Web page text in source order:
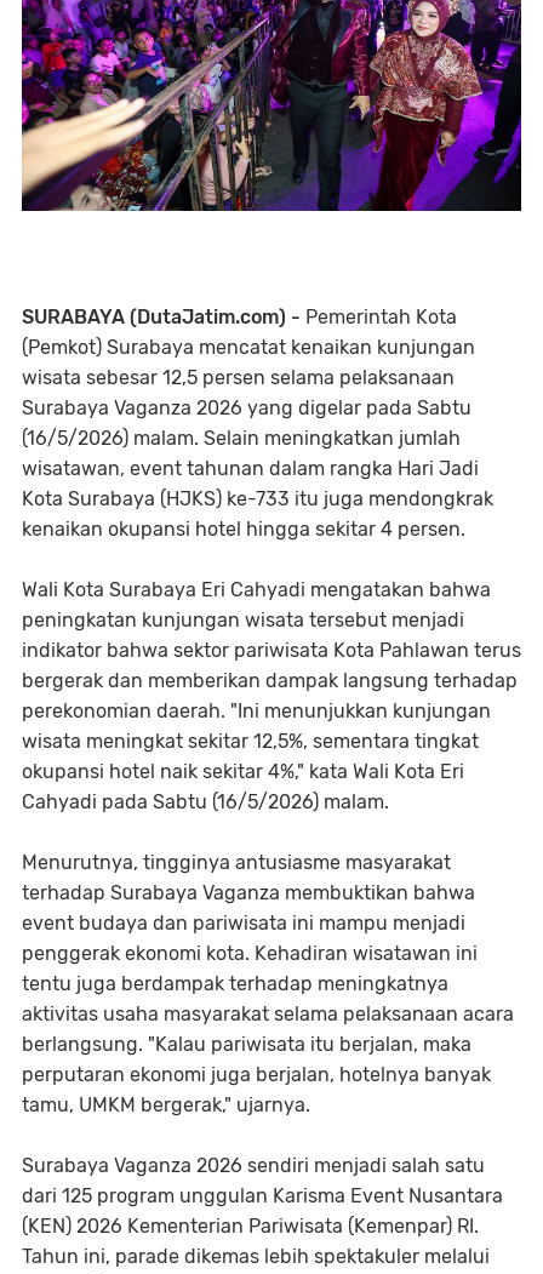
SURABAYA (DutaJatim.com) - Pemerintah Kota
(Pemkot) Surabaya mencatat kenaikan kunjungan
wisata sebesar 12,5 persen selama pelaksanaan
Surabaya Vaganza 2026 yang digelar pada Sabtu
(16/5/2026) malam. Selain meningkatkan jumlah
wisatawan, event tahunan dalam rangka Hari Jadi
Kota Surabaya (HJKS) ke-733 itu juga mendongkrak
kenaikan okupansi hotel hingga sekitar 4 persen.
Wali Kota Surabaya Eri Cahyadi mengatakan bahwa
peningkatan kunjungan wisata tersebut menjadi
indikator bahwa sektor pariwisata Kota Pahlawan terus
bergerak dan memberikan dampak langsung terhadap
perekonomian daerah. "Ini menunjukkan kunjungan
wisata meningkat sekitar 12,5%, sementara tingkat
okupansi hotel naik sekitar 4%," kata Wali Kota Eri
Cahyadi pada Sabtu (16/5/2026) malam.
Menurutnya, tingginya antusiasme masyarakat
terhadap Surabaya Vaganza membuktikan bahwa
event budaya dan pariwisata ini mampu menjadi
penggerak ekonomi kota. Kehadiran wisatawan ini
tentu juga berdampak terhadap meningkatnya
aktivitas usaha masyarakat selama pelaksanaan acara
berlangsung. "Kalau pariwisata itu berjalan, maka
perputaran ekonomi juga berjalan, hotelnya banyak
tamu, UMKM bergerak," ujarnya.
Surabaya Vaganza 2026 sendiri menjadi salah satu
dari 125 program unggulan Karisma Event Nusantara
(KEN) 2026 Kementerian Pariwisata (Kemenpar) RI.
Tahun ini, parade dikemas lebih spektakuler melalui